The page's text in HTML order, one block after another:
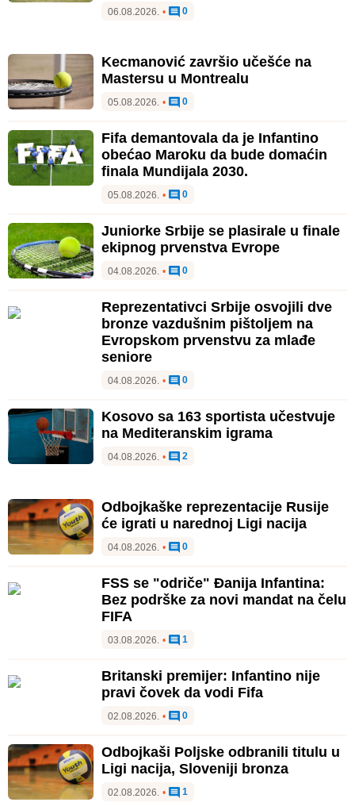
06.08.2026. • 0
Kecmanović završio učešće na
Mastersu u Montrealu
05.08.2026. • 0
Fifa demantovala da je Infantino
obećao Maroku da bude domaćin
finala Mundijala 2030.
05.08.2026. • 0
Juniorke Srbije se plasirale u finale
ekipnog prvenstva Evrope
04.08.2026. • 0
Reprezentativci Srbije osvojili dve
bronze vazdušnim pištoljem na
Evropskom prvenstvu za mlađe
seniore
04.08.2026. • 0
Kosovo sa 163 sportista učestvuje
na Mediteranskim igrama
04.08.2026. • 2
Odbojkaške reprezentacije Rusije
će igrati u narednoj Ligi nacija
04.08.2026. • 0
FSS se "odriče" Đanija Infantina:
Bez podrške za novi mandat na čelu
FIFA
03.08.2026. • 1
Britanski premijer: Infantino nije
pravi čovek da vodi Fifa
02.08.2026. • 0
Odbojkaši Poljske odbranili titulu u
Ligi nacija, Sloveniji bronza
02.08.2026. • 1